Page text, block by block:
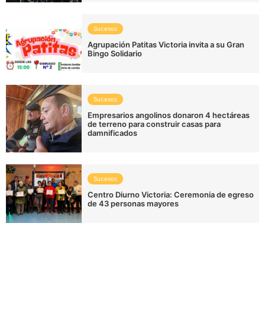
Sucesos
Agrupación Patitas Victoria invita a su Gran
Bingo Solidario
Sucesos
Empresarios angolinos donaron 4 hectáreas
de terreno para construir casas para
damnificados
Sucesos
Centro Diurno Victoria: Ceremonia de egreso
de 43 personas mayores